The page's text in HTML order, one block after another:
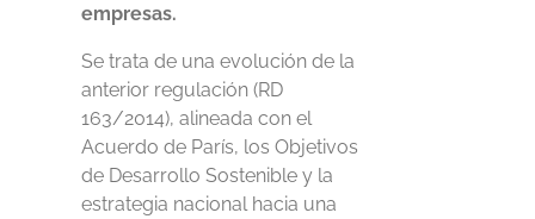
empresas.
Se trata de una evolución de la
anterior regulación (RD
163/2014), alineada con el
Acuerdo de París, los Objetivos
de Desarrollo Sostenible y la
estrategia nacional hacia una